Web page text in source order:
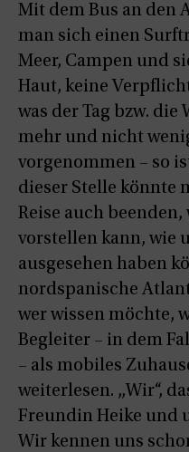
Mit dem Bus an den
man sich einen
Meer, Campen und
Haut, keine
was der Tag bzw.
mehr und nicht
vorgenommen – so
dieser Stelle könnte
Reise auch
vorstellen kann, wie
ausgesehen haben
nordspanische
wer wissen möchte,
Begleiter – in dem
– als mobiles
weiterlesen. „Wir“,
Freundin Heike und
Wir kennen uns